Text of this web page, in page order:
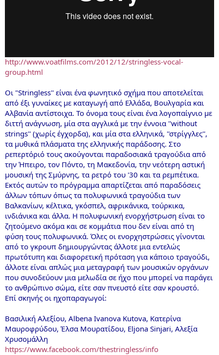
http://www.voatfilms.com/2012/12/stringless-vocal-
group.html
Οι "Stringless'' είναι ένα φωνητικό σχήμα που αποτελείται
από έξι γυναίκες με καταγωγή από Ελλάδα, Βουλγαρία και
Αλβανία αντίστοιχα. Το όνομα τους είναι ένα λογοπαίγνιο με
διττή ανάγνωση, μία στα αγγλικά με την έννοια ''without
strings'' (χωρίς έγχορδα), και μία στα ελληνικά, ''στρίγγλες'',
τα μυθικά πλάσματα της ελληνικής παράδοσης. Στο
ρεπερτόριό τους ακούγονται παραδοσιακά τραγούδια από
την Ήπειρο, τον Πόντο, τη Μακεδονία, την νεότερη αστική
μουσική της Σμύρνης, τα ρετρό του '30 και τα ρεμπέτικα.
Εκτός αυτών το πρόγραμμα απαρτίζεται από παραδόσεις
άλλων τόπων όπως τα πολυφωνικά τραγούδια των
Βαλκανίων, κέλτικα, γκόσπελ, αφρικάνικα, τούρκικα,
ινδιάνικα και άλλα. Η πολυφωνική ενορχήστρωση είναι το
ζητούμενο ακόμα και σε κομμάτια που δεν είναι από τη
φύση τους πολυφωνικά. Όλες οι ενορχηστρώσεις γίνονται
από το γκρουπ δημιουργώντας άλλοτε μια εντελώς
πρωτότυπη και διαφορετική πρόταση για κάποιο τραγούδι,
άλλοτε είναι απλώς μια μεταγραφή των μουσικών οργάνων
που συνοδεύουν μια μελωδία σε ήχο που μπορεί να παράγει
το ανθρώπινο σώμα, είτε σαν πνευστό είτε σαν κρουστό.
Επί σκηνής οι ηχοπαραγωγοί:
Βασιλική Αλεξίου, Albena Ivanova Kutova, Κατερίνα
Μαυροφρύδου, Έλσα Μουρατίδου, Eljona Sinjari, Αλεξία
Χρυσομάλλη
https://www.facebook.com/thestringless/info